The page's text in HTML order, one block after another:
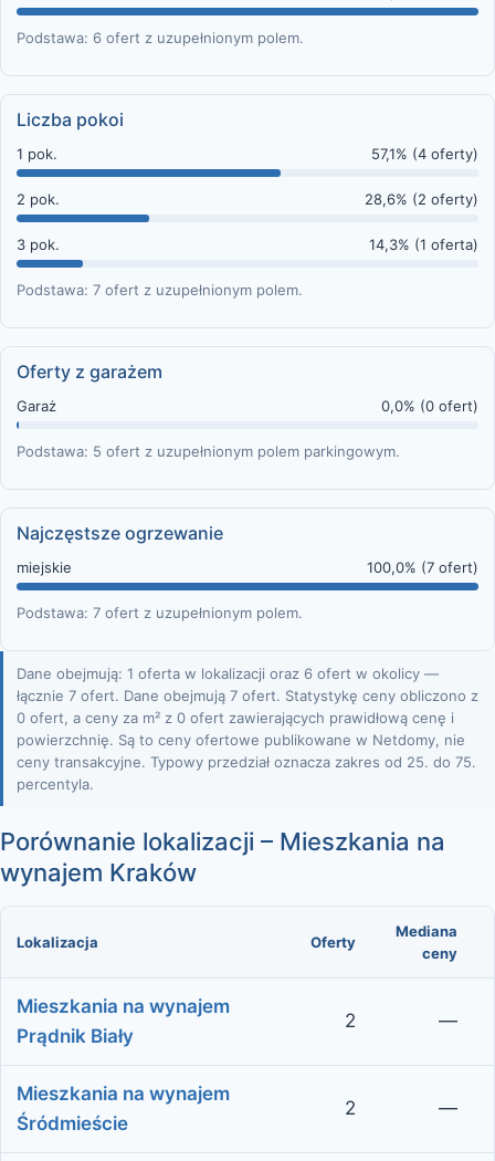
Podstawa: 6 ofert z uzupełnionym polem.
Liczba pokoi
1 pok. 57,1% (4 oferty)
2 pok. 28,6% (2 oferty)
3 pok. 14,3% (1 oferta)
Podstawa: 7 ofert z uzupełnionym polem.
Oferty z garażem
Garaż 0,0% (0 ofert)
Podstawa: 5 ofert z uzupełnionym polem parkingowym.
Najczęstsze ogrzewanie
miejskie 100,0% (7 ofert)
Podstawa: 7 ofert z uzupełnionym polem.
Dane obejmują: 1 oferta w lokalizacji oraz 6 ofert w okolicy —
łącznie 7 ofert. Dane obejmują 7 ofert. Statystykę ceny obliczono z
0 ofert, a ceny za m² z 0 ofert zawierających prawidłową cenę i
powierzchnię. Są to ceny ofertowe publikowane w Netdomy, nie
ceny transakcyjne. Typowy przedział oznacza zakres od 25. do 75.
percentyla.
Porównanie lokalizacji – Mieszkania na
wynajem Kraków
Lokalizacja Oferty
Mediana
ceny
Mieszkania na wynajem
Prądnik Biały
2 —
Mieszkania na wynajem
Śródmieście
2 —